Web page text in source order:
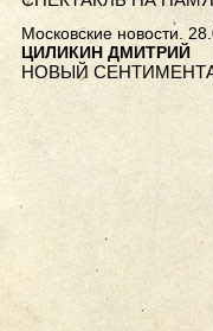
Московские новости.
ЦИЛИКИН ДМИТРИЙ
НОВЫЙ